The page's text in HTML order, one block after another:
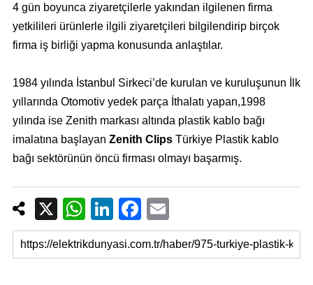
4 gün boyunca ziyaretçilerle yakından ilgilenen firma
yetkilileri ürünlerle ilgili ziyaretçileri bilgilendirip birçok
firma iş birliği yapma konusunda anlaştılar.
1984 yılında İstanbul Sirkeci’de kurulan ve kuruluşunun İlk
yıllarında Otomotiv yedek parça İthalatı yapan,1998
yılında ise Zenith markası altında plastik kablo bağı
imalatına başlayan Zenith ClipsTürkiye Plastik kablo
bağı sektörünün öncü firması olmayı başarmış.
X
W
h
at
Li
n
k
F
a
c
m
ail